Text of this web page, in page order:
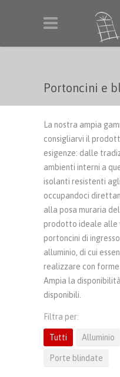
Portoncini e
La nostra ampia
consigliarvi il
esigenze: dalle
ambienti interni a
isolanti resistenti
occupandoci
alla posa muraria
prodotto ideale alle
portoncini di
alluminio, di cui
realizzare con
Ampia la
disponibili.
Filtra per:
Tutti Alluminio
Porte blindate